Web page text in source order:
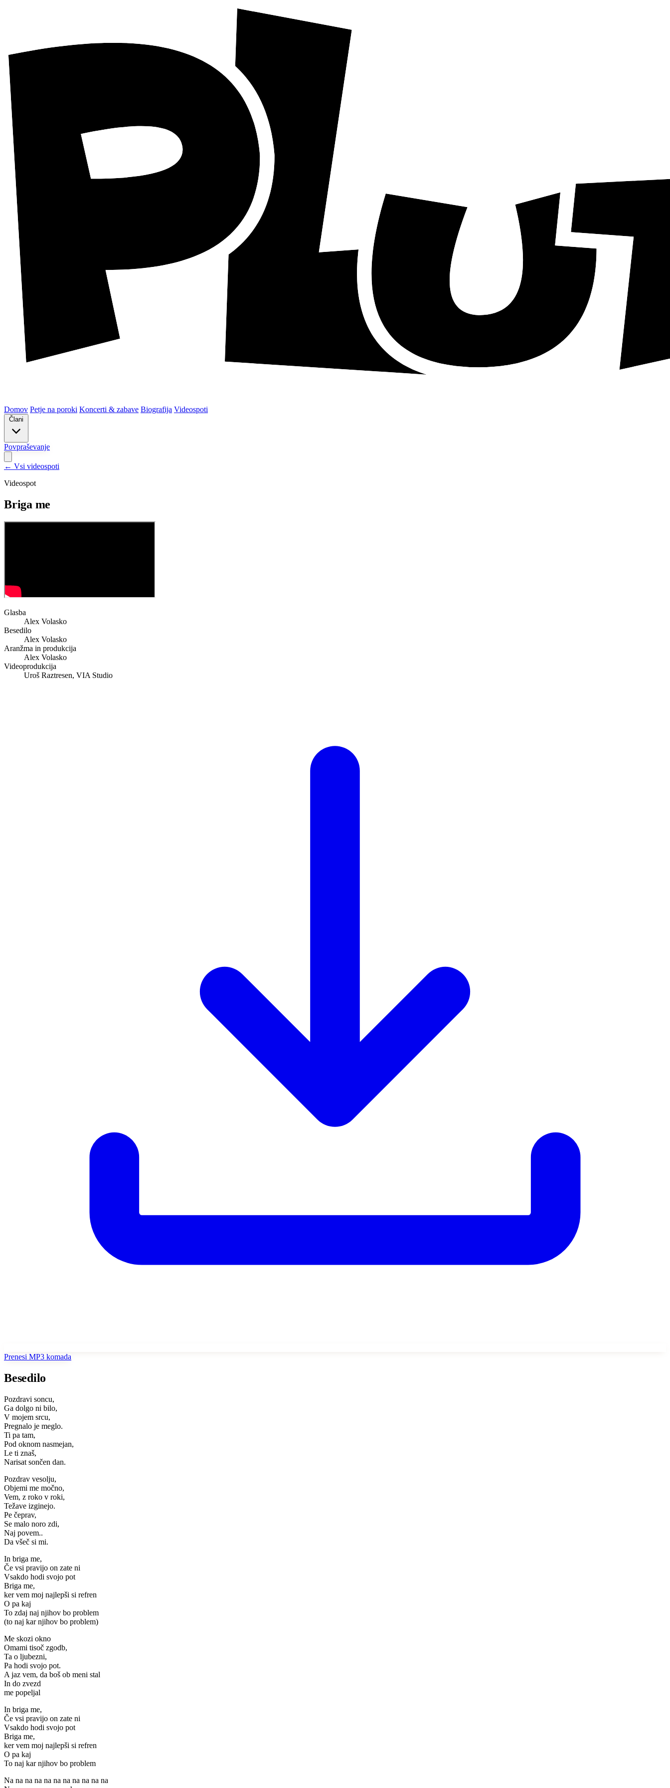
Domov Petje na poroki Koncerti & zabave Biografija Videospoti
Člani
Povpraševanje
← Vsi videospoti
Videospot
Briga me
Glasba
Alex Volasko
Besedilo
Alex Volasko
Aranžma in produkcija
Alex Volasko
Videoprodukcija
Uroš Raztresen, VIA Studio
Prenesi MP3 komada
Besedilo
Pozdravi soncu,
Ga dolgo ni bilo,
V mojem srcu,
Pregnalo je meglo.
Ti pa tam,
Pod oknom nasmejan,
Le ti znaš,
Narisat sončen dan.
Pozdrav vesolju,
Objemi me močno,
Vem, z roko v roki,
Težave izginejo.
Pe čeprav,
Se malo noro zdi,
Naj povem..
Da všeč si mi.
In briga me,
Če vsi pravijo on zate ni
Vsakdo hodi svojo pot
Briga me,
ker vem moj najlepši si refren
O pa kaj
To zdaj naj njihov bo problem
(to naj kar njihov bo problem)
Me skozi okno
Omami tisoč zgodb,
Ta o ljubezni,
Pa hodi svojo pot.
A jaz vem, da boš ob meni stal
In do zvezd
me popeljal
In briga me,
Če vsi pravijo on zate ni
Vsakdo hodi svojo pot
Briga me,
ker vem moj najlepši si refren
O pa kaj
To naj kar njihov bo problem
Na na na na na na na na na na na